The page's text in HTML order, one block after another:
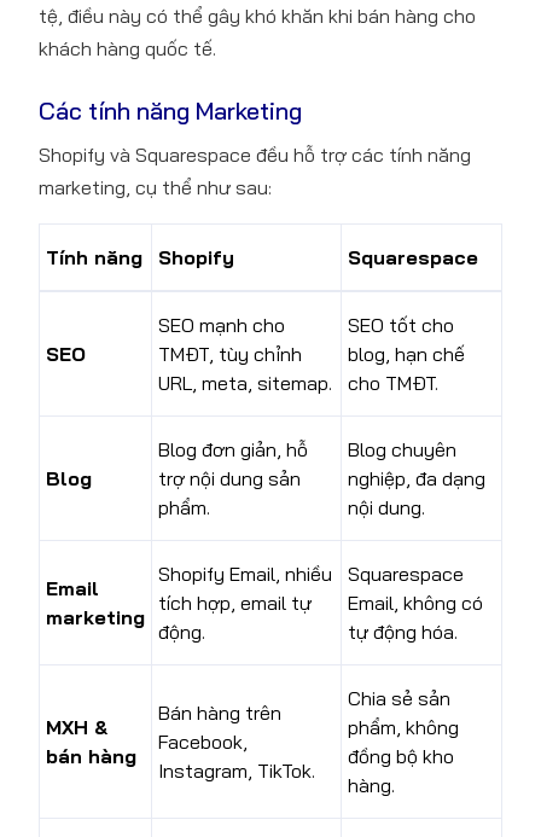
tệ, điều này có thể gây khó khăn khi bán hàng cho
khách hàng quốc tế.
Các tính năng Marketing
Shopify và Squarespace đều hỗ trợ các tính năng
marketing, cụ thể như sau:
Tính năng Shopify Squarespace
SEO
SEO mạnh cho
TMĐT, tùy chỉnh
URL, meta, sitemap.
SEO tốt cho
blog, hạn chế
cho TMĐT.
Blog
Blog đơn giản, hỗ
trợ nội dung sản
phẩm.
Blog chuyên
nghiệp, đa dạng
nội dung.
Email
marketing
Shopify Email, nhiều
tích hợp, email tự
động.
Squarespace
Email, không có
tự động hóa.
MXH &
bán hàng
Bán hàng trên
Facebook,
Instagram, TikTok.
Chia sẻ sản
phẩm, không
đồng bộ kho
hàng.
content
Shopify
Khác
Nhau
Shopify